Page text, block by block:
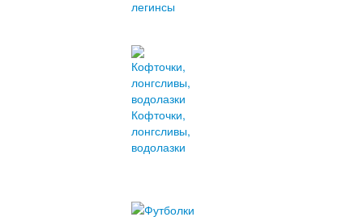
легинсы
Кофточки,
лонгсливы,
водолазки